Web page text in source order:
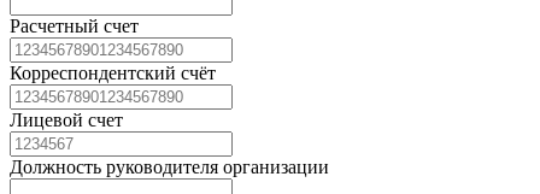
Расчетный счет
Корреспондентский счёт
Лицевой счет
Должность руководителя организации